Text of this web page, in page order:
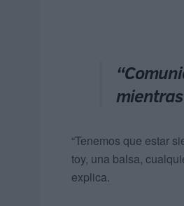
“Tenemos que estar
toy, una balsa,
explica.